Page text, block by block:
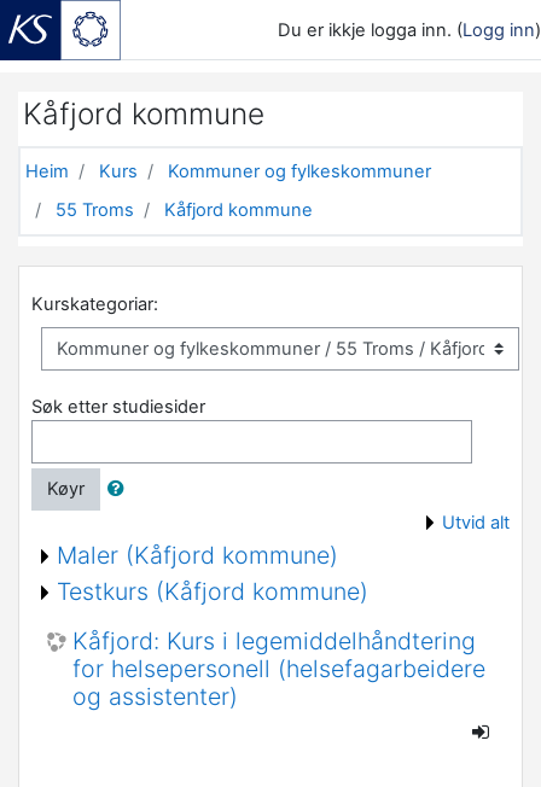
Du er ikkje logga inn. (Logg inn)
Kåfjord kommune
Heim Kurs
Kommuner og fylkeskommuner
55 Troms
Kåfjord kommune
Kurskategoriar:
Søk etter studiesider
Køyr
Utvid alt
Maler (Kåfjord kommune)
Testkurs (Kåfjord kommune)
Kåfjord: Kurs i legemiddelhåndtering
for helsepersonell (helsefagarbeidere
og assistenter)